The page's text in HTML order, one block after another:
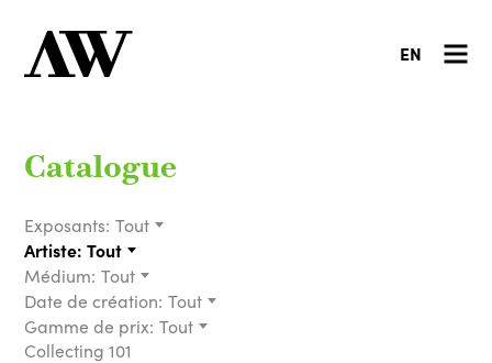
EN
Catalogue
Exposants: Tout
Artiste: Tout
Médium: Tout
Date de création: Tout
Gamme de prix: Tout
Collecting 101